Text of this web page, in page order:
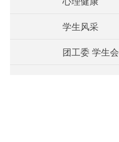
学生风采
团工委 学生会